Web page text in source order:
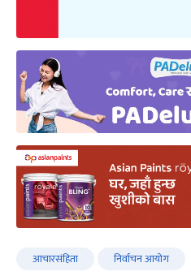
आचारसंहिता निर्वाचन आयोग